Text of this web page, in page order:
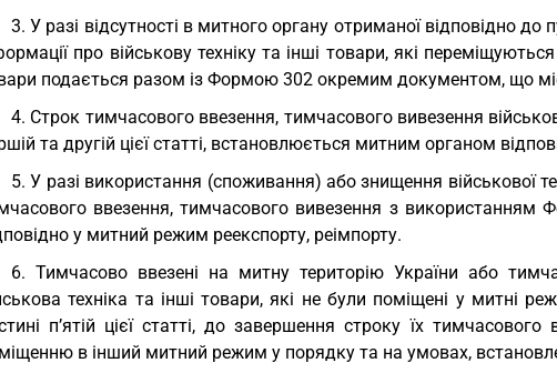
3. У разі відсутності в митного органу отриманої відповідно
про військову техніку та інші товари, які
подається разом із Формою 302 окремим документом, що
4. Строк тимчасового ввезення, тимчасового вивезення
та другій цієї статті, встановлюється митним органом
5. У разі використання (споживання) або знищення військової
ввезення, тимчасового вивезення з
у митний режим реекспорту, реімпорту.
6. Тимчасово ввезені на митну територію України або
техніка та інші товари, які не були поміщені у митні
п’ятій цієї статті, до завершення строку їх
в інший митний режим у порядку та на умовах,